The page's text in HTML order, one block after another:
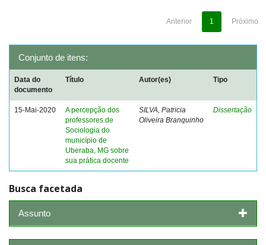
Anterior 1 Próximo
Conjunto de itens:
Data do
documento
Título Autor(es) Tipo
15-Mai-2020
A percepção dos
professores de
Sociologia do
município de
Uberaba, MG sobre
sua prática docente
SILVA, Patricia
Oliveira Branquinho
Dissertação
Busca facetada
Assunto